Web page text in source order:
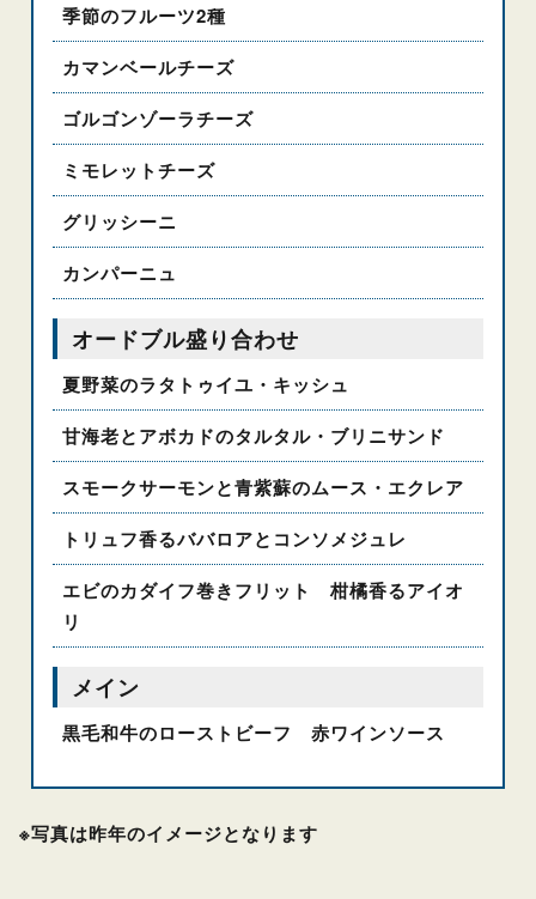
季節のフルーツ2種
カマンベールチーズ
ゴルゴンゾーラチーズ
ミモレットチーズ
グリッシーニ
カンパーニュ
オードブル盛り合わせ
夏野菜のラタトゥイユ・キッシュ
甘海老とアボカドのタルタル・ブリニサンド
スモークサーモンと青紫蘇のムース・エクレア
トリュフ香るババロアとコンソメジュレ
エビのカダイフ巻きフリット 柑橘香るアイオ
リ
メイン
黒毛和牛のローストビーフ 赤ワインソース
※写真は昨年のイメージとなります